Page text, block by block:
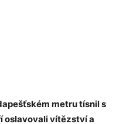
metru tísnil s
oslavovali vítězství a